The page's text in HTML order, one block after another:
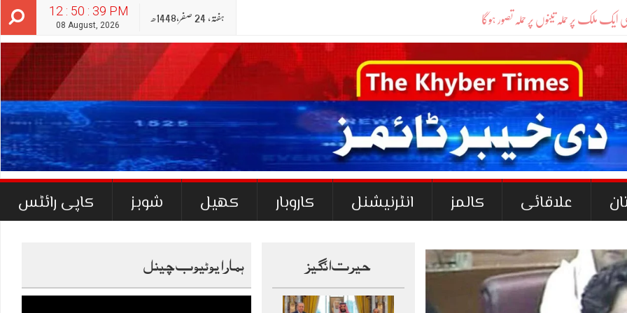
12 : 50 : 40 PM
08 August, 2026
ہفتہ‬‮, 24 صفر‬,1448ھ
علاقائی کالمز انٹرنیشنل کاروبار کھیل شوبز کاپی رائٹس
ہمارا یوٹیوب چینل حیرت انگیز